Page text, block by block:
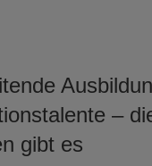
–
gibt es